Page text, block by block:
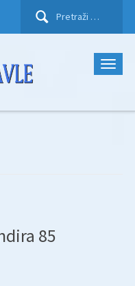
Pretraži:
85